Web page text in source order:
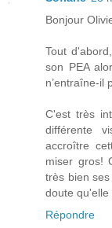
Bonjour
Tout
son PEA
n’entraîne-il
C'est très
différente
accroître
miser gros!
très bien
doute qu'elle
Répondre